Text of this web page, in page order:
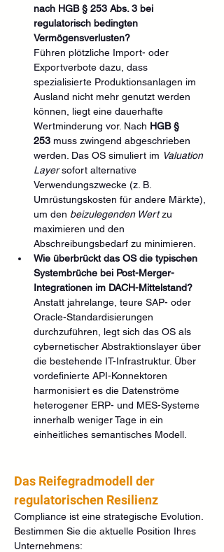
nach HGB § 253 Abs. 3 bei
regulatorisch bedingten
Vermögensverlusten?
Führen plötzliche Import- oder
Exportverbote dazu, dass
spezialisierte Produktionsanlagen im
Ausland nicht mehr genutzt werden
können, liegt eine dauerhafte
Wertminderung vor. Nach HGB §
253 muss zwingend abgeschrieben
werden. Das OS simuliert im Valuation
Layer sofort alternative
Verwendungszwecke (z. B.
Umrüstungskosten für andere Märkte),
um den beizulegenden Wert zu
maximieren und den
Abschreibungsbedarf zu minimieren.
Wie überbrückt das OS die typischen
Systembrüche bei Post-Merger-
Integrationen im DACH-Mittelstand?
Anstatt jahrelange, teure SAP- oder
Oracle-Standardisierungen
durchzuführen, legt sich das OS als
cybernetischer Abstraktionslayer über
die bestehende IT-Infrastruktur. Über
vordefinierte API-Konnektoren
harmonisiert es die Datenströme
heterogener ERP- und MES-Systeme
innerhalb weniger Tage in ein
einheitliches semantisches Modell.
Das Reifegradmodell der
regulatorischen Resilienz
Compliance ist eine strategische Evolution.
Bestimmen Sie die aktuelle Position Ihres
Unternehmens: